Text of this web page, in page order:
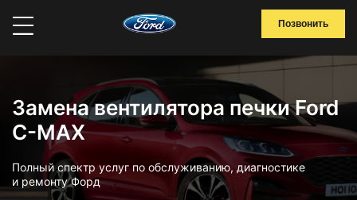
Позвонить
Замена вентилятора печки Ford
C-MAX
Полный спектр услуг по обслуживанию, диагностике
и ремонту Форд